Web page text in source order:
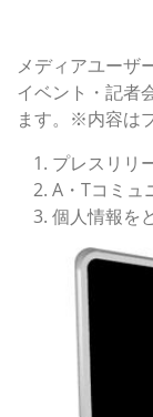
メディアユーザ
イベント・記者
ます。※内容は
プレスリリ
A・Tコミュ
個人情報を